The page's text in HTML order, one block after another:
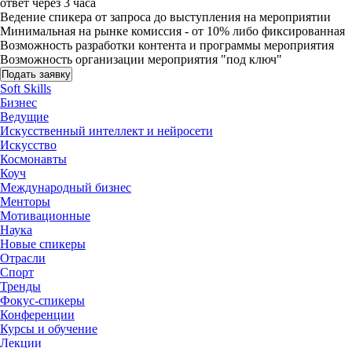
ответ через 3 часа
Ведение спикера от запроса до выступления на мероприятии
Минимальная на рынке комиссия - от 10% либо фиксированная
Возможность разработки контента и программы мероприятия
Возможность организации мероприятия "под ключ"
Подать заявку
Soft Skills
Бизнес
Ведущие
Искусственный интеллект и нейросети
Искусство
Космонавты
Коуч
Международный бизнес
Менторы
Мотивационные
Наука
Новые спикеры
Отрасли
Спорт
Тренды
Фокус-спикеры
Конференции
Курсы и обучение
Лекции